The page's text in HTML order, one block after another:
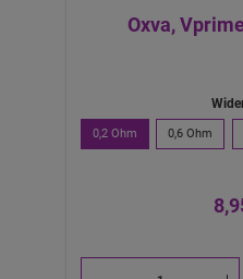
Oxva,
0,2 Ohm 0,6 Ohm